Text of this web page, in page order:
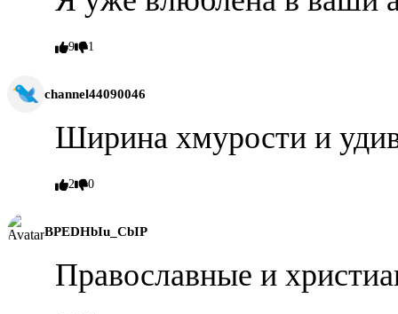
9 1
channel44090046
Ширина хмурости и
2 0
BPEDHbIu_CbIP
Православные и